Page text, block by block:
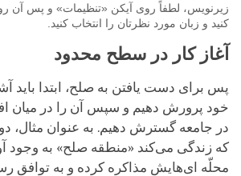
زیرنویس، لطفاً روی آیکن «تنظیمات» و پس آن
کنید و زبان مورد نظرتان را انتخاب کنید.
آغاز کار در سطح محدود
پس برای دست یافتن به صلح، ابتدا باید
خود پرورش دهیم و سپس آن را در میان
در جامعه گسترش دهیم. به عنوان مثال،
که زندگی می‌کند «منطقه صلح» به وجود
محلّه ای‌هایش مذاکره کرده و به توافق